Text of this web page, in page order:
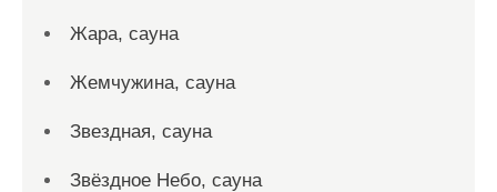
Жара, сауна
Жемчужина, сауна
Звездная, сауна
Звёздное Небо, сауна